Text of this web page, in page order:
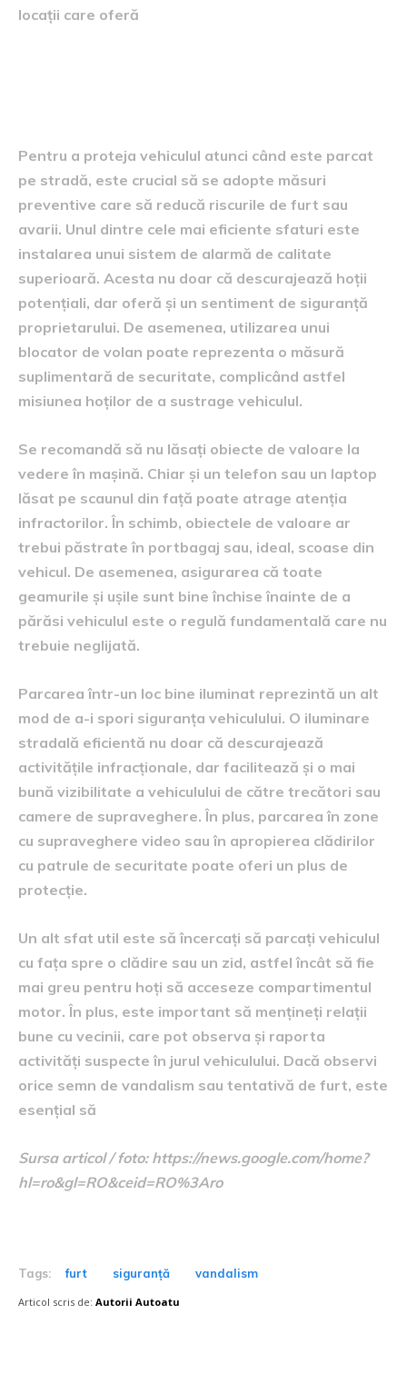
locații care oferă
Pentru a proteja vehiculul atunci când este parcat
pe stradă, este crucial să se adopte măsuri
preventive care să reducă riscurile de furt sau
avarii. Unul dintre cele mai eficiente sfaturi este
instalarea unui sistem de alarmă de calitate
superioară. Acesta nu doar că descurajează hoții
potențiali, dar oferă și un sentiment de siguranță
proprietarului. De asemenea, utilizarea unui
blocator de volan poate reprezenta o măsură
suplimentară de securitate, complicând astfel
misiunea hoților de a sustrage vehiculul.
Se recomandă să nu lăsați obiecte de valoare la
vedere în mașină. Chiar și un telefon sau un laptop
lăsat pe scaunul din față poate atrage atenția
infractorilor. În schimb, obiectele de valoare ar
trebui păstrate în portbagaj sau, ideal, scoase din
vehicul. De asemenea, asigurarea că toate
geamurile și ușile sunt bine închise înainte de a
părăsi vehiculul este o regulă fundamentală care nu
trebuie neglijată.
Parcarea într-un loc bine iluminat reprezintă un alt
mod de a-i spori siguranța vehiculului. O iluminare
stradală eficientă nu doar că descurajează
activitățile infracționale, dar facilitează și o mai
bună vizibilitate a vehiculului de către trecători sau
camere de supraveghere. În plus, parcarea în zone
cu supraveghere video sau în apropierea clădirilor
cu patrule de securitate poate oferi un plus de
protecție.
Un alt sfat util este să încercați să parcați vehiculul
cu fața spre o clădire sau un zid, astfel încât să fie
mai greu pentru hoți să acceseze compartimentul
motor. În plus, este important să mențineți relații
bune cu vecinii, care pot observa și raporta
activități suspecte în jurul vehiculului. Dacă observi
orice semn de vandalism sau tentativă de furt, este
esențial să
Sursa articol / foto: https://news.google.com/home?
hl=ro&gl=RO&ceid=RO%3Aro
Tags: furt siguranță vandalism
Articol scris de: Autorii Autoatu